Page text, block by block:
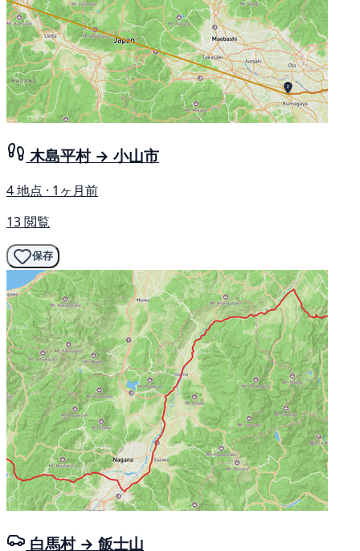
木島平村 → 小山市
4 地点 · 1ヶ月前
13 閲覧
保存
白馬村 → 飯士山